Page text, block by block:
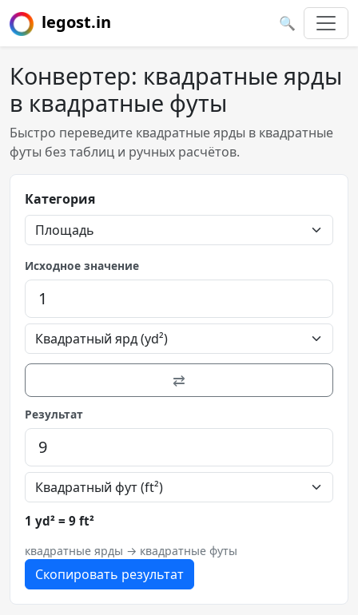
legost.in 🔍
Конвертер: квадратные ярды
в квадратные футы
Быстро переведите квадратные ярды в квадратные
футы без таблиц и ручных расчётов.
Категория
Исходное значение
⇄
Результат
1 yd² = 9 ft²
квадратные ярды → квадратные футы
Скопировать результат